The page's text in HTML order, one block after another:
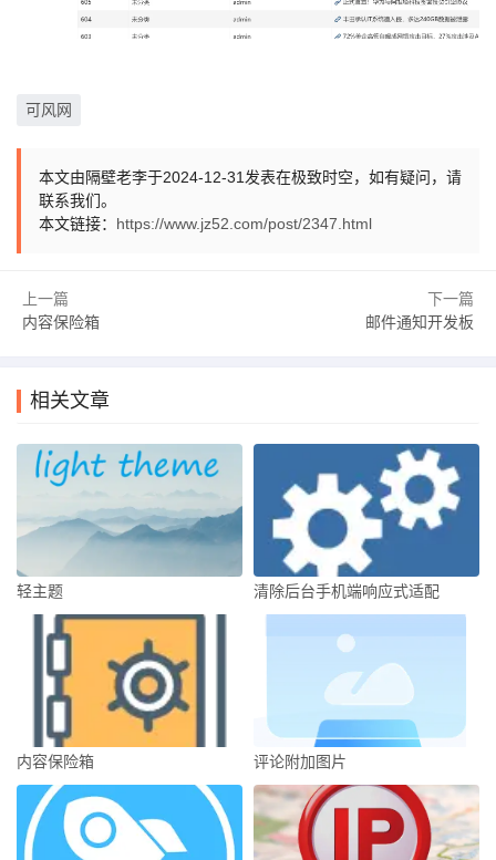
可风网
本文由隔壁老李于2024-12-31发表在极致时空，如有疑问，请
联系我们。
本文链接： https://www.jz52.com/post/2347.html
上一篇
内容保险箱
下一篇
邮件通知开发板
相关文章
轻主题 清除后台手机端响应式适配
内容保险箱 评论附加图片